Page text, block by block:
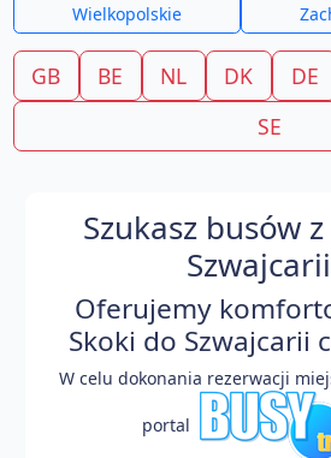
Wielkopolskie
GB BE NL DK DE
SE
Szukasz busów
Oferujemy
Skoki do Szwajcarii
W celu dokonania rezerwacji
portal